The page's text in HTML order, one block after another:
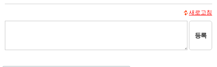
새로고침
등록